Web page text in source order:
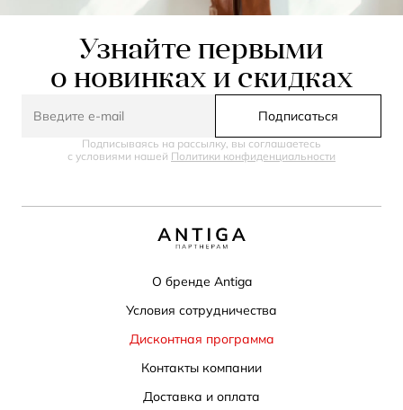
Узнайте первыми
о новинках и скидках
Подписаться
Подписываясь на рассылку, вы соглашаетесь
с условиями нашей Политики конфиденциальности
О бренде Antiga
Условия сотрудничества
Дисконтная программа
Контакты компании
Доставка и оплата